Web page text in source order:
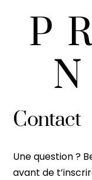
Contact
Une question ?
avant de